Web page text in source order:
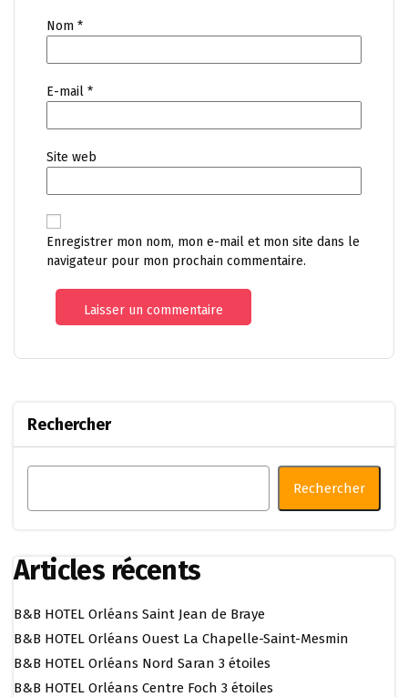
Nom *
E-mail *
Site web
Enregistrer mon nom, mon e-mail et mon site dans le
navigateur pour mon prochain commentaire.
Rechercher
Rechercher
Articles récents
B&B HOTEL Orléans Saint Jean de Braye
B&B HOTEL Orléans Ouest La Chapelle-Saint-Mesmin
B&B HOTEL Orléans Nord Saran 3 étoiles
B&B HOTEL Orléans Centre Foch 3 étoiles